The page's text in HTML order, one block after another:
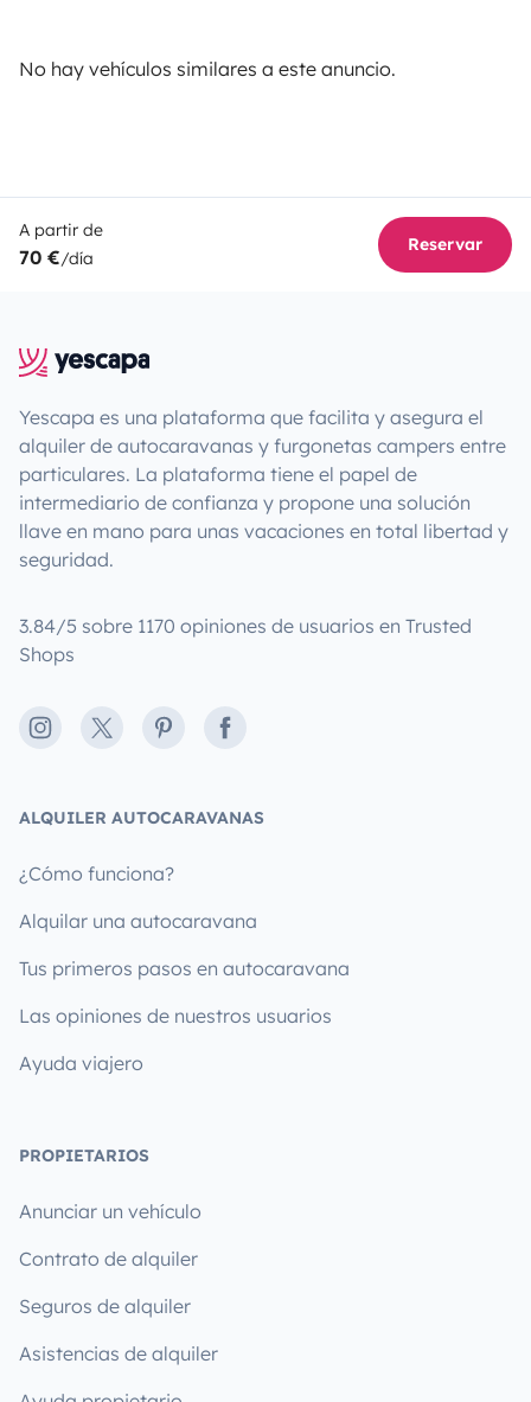
No hay vehículos similares a este anuncio.
A partir de
70 €/día
Reservar
Yescapa es una plataforma que facilita y asegura el
alquiler de autocaravanas y furgonetas campers entre
particulares. La plataforma tiene el papel de
intermediario de confianza y propone una solución
llave en mano para unas vacaciones en total libertad y
seguridad.
3.84/5 sobre 1170 opiniones de usuarios en Trusted
Shops
Instagram
X PinterestFacebook
ALQUILER AUTOCARAVANAS
¿Cómo funciona?
Alquilar una autocaravana
Tus primeros pasos en autocaravana
Las opiniones de nuestros usuarios
Ayuda viajero
PROPIETARIOS
Anunciar un vehículo
Contrato de alquiler
Seguros de alquiler
Asistencias de alquiler